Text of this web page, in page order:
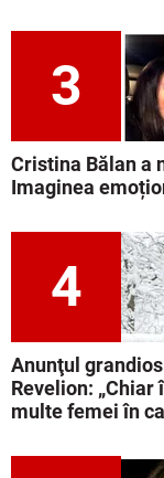
3
Cristina Bălan a
Imaginea
4
Anunţul
Revelion:
multe femei în